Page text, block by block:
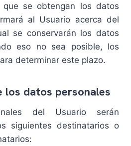
se obtengan los datos
al Usuario acerca del
se conservarán los datos
eso no sea posible, los
determinar este plazo.
los datos personales
del Usuario serán
siguientes destinatarios o